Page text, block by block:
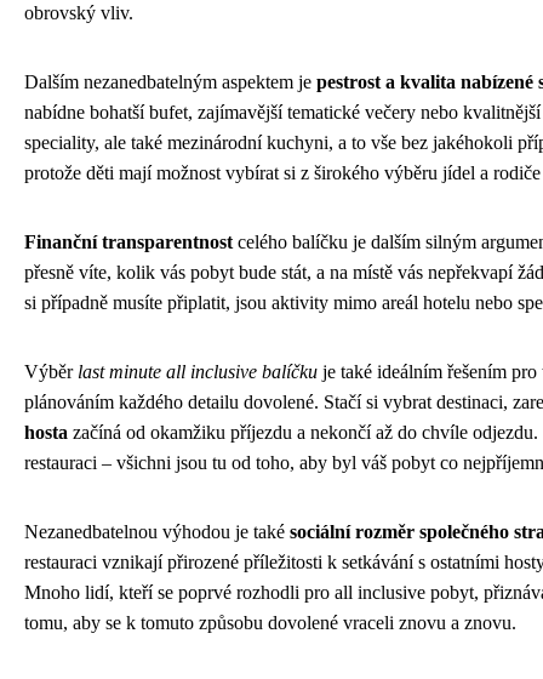
obrovský vliv.
Dalším nezanedbatelným aspektem je pestrost a kvalita nabízené
nabídne bohatší bufet, zajímavější tematické večery nebo
speciality, ale také mezinárodní kuchyni, a to vše bez jakéhokoli
protože děti mají možnost vybírat si z širokého výběru jídel a
Finanční transparentnost celého balíčku je dalším silným
přesně víte, kolik vás pobyt bude stát, a na místě vás nepřekvapí
si případně musíte připlatit, jsou aktivity mimo areál hotelu nebo
Výběr last minute all inclusive balíčku je také ideálním řešením
plánováním každého detailu dovolené. Stačí si vybrat destinaci,
hosta začíná od okamžiku příjezdu a nekončí až do chvíle
restauraci – všichni jsou tu od toho, aby byl váš pobyt co
Nezanedbatelnou výhodou je také sociální rozměr společného
restauraci vznikají přirozené příležitosti k setkávání s ostatními
Mnoho lidí, kteří se poprvé rozhodli pro all inclusive pobyt,
tomu, aby se k tomuto způsobu dovolené vraceli znovu a znovu.